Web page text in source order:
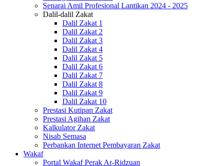
Senarai Amil Profesional Lantikan 2024 - 2025
Dalil-dalil Zakat
Dalil Zakat 1
Dalil Zakat 2
Dalil Zakat 3
Dalil Zakat 4
Dalil Zakat 5
Dalil Zakat 6
Dalil Zakat 7
Dalil Zakat 8
Dalil Zakat 9
Dalil Zakat 10
Prestasi Kutipan Zakat
Prestasi Agihan Zakat
Kalkulator Zakat
Nisab Semasa
Perbankan Internet Pembayaran Zakat
Wakaf
Portal Wakaf Perak Ar-Ridzuan